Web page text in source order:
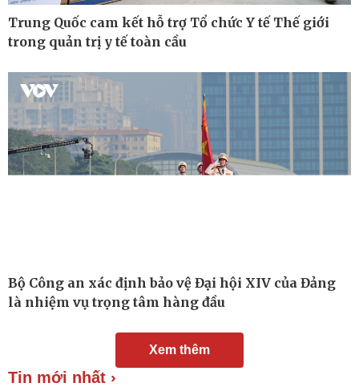
Tin Công nghệ
Trải nghiệm
Chuyển đổi số
Cây thuốc
Sản phụ khoa
Làm đẹp - giảm cân
Phòng mạch online
Ăn sạch sống khỏe
Trung Quốc cam kết hỗ trợ Tổ chức Y tế Thế giới
trong quản trị y tế toàn cầu
Bộ Công an xác định bảo vệ Đại hội XIV của Đảng
là nhiệm vụ trọng tâm hàng đầu
Xem thêm
Tin mới nhất ›